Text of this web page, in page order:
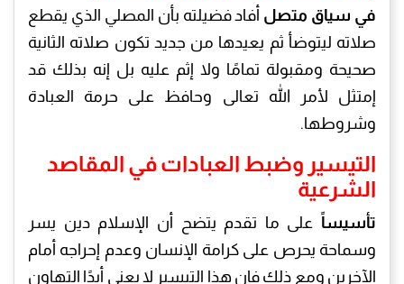
في سياق متصل أفاد فضيلته بأن المصلي الذي يقطع
صلاته ليتوضأ ثم يعيدها من جديد تكون صلاته الثانية
صحيحة ومقبولة تمامًا ولا إثم عليه بل إنه بذلك قد
إمتثل لأمر الله تعالى وحافظ على حرمة العبادة
وشروطها.
التيسير وضبط العبادات في المقاصد
الشرعية
تأسيساً على ما تقدم يتضح أن الإسلام دين يسر
وسماحة يحرص على كرامة الإنسان وعدم إحراجه أمام
الآخرين ومع ذلك فإن هذا التيسير لا يعني أبدًا التهاون